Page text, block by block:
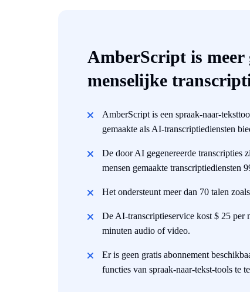
AmberScript is meer
menselijke
AmberScript is een spraak-naar-
gemaakte als AI-transcriptiediensten
De door AI gegenereerde
mensen gemaakte transcriptiediensten
Het ondersteunt meer dan 70 talen
De AI-transcriptieservice kost $ 25 per
minuten audio of video.
Er is geen gratis abonnement
functies van spraak-naar-tekst-tools te